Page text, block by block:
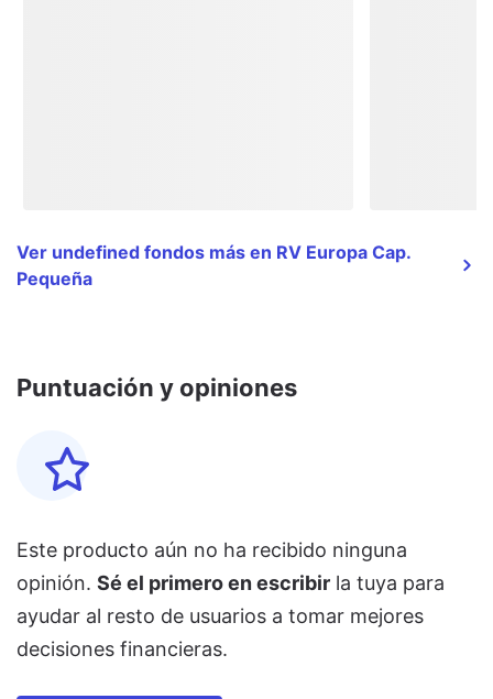
Ver undefined fondos más en RV Europa Cap.
Pequeña
Puntuación y opiniones
Este producto aún no ha recibido ninguna
opinión. Sé el primero en escribir la tuya para
ayudar al resto de usuarios a tomar mejores
decisiones financieras.